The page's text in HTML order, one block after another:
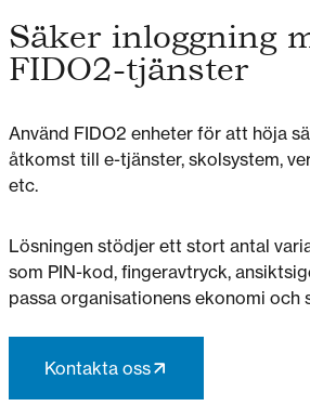
Säker inloggning
FIDO2-tjänster
Använd FIDO2 enheter för att höja
åtkomst till e-tjänster, skolsystem,
etc.
Lösningen stödjer ett stort antal
som PIN-kod, fingeravtryck,
passa organisationens ekonomi och
Kontakta oss